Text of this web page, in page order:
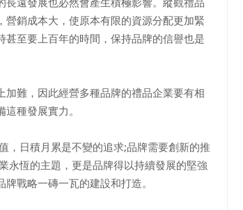
遠發展也必然會產生積極影響。縱觀禮品
銷成本大，使原本有限的資源分配更加緊
至要上百年的時間，保持品牌的信譽也是
難，因此經營多種品牌的禮品企業要有相
種發展實力。
日積月累是不變的追求;品牌需要創新的推
永恆的主題，更是品牌得以持續發展的堅強
戰略一磚一瓦的建設和打造。